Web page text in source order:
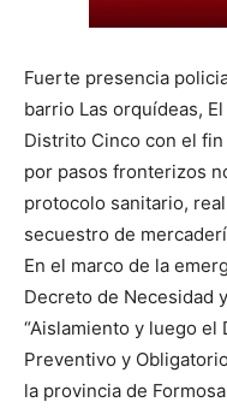
Fuerte presencia
barrio Las orquídeas,
Distrito Cinco con el
por pasos fronterizos
protocolo sanitario,
secuestro de
En el marco de la
Decreto de Necesidad
“Aislamiento y luego el
Preventivo y
la provincia de